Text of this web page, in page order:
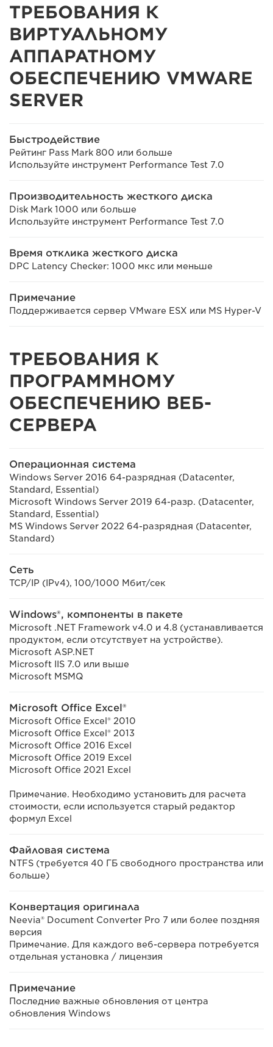
ТРЕБОВАНИЯ К
ВИРТУАЛЬНОМУ
АППАРАТНОМУ
ОБЕСПЕЧЕНИЮ VMWARE
SERVER
Быстродействие
Рейтинг Pass Mark 800 или больше
Используйте инструмент Performance Test 7.0
Производительность жесткого диска
Disk Mark 1000 или больше
Используйте инструмент Performance Test 7.0
Время отклика жесткого диска
DPC Latency Checker: 1000 мкс или меньше
Примечание
Поддерживается сервер VMware ESX или MS Hyper-V
ТРЕБОВАНИЯ К
ПРОГРАММНОМУ
ОБЕСПЕЧЕНИЮ ВЕБ-
СЕРВЕРА
Операционная система
Windows Server 2016 64-разрядная (Datacenter,
Standard, Essential)
Microsoft Windows Server 2019 64-разр. (Datacenter,
Standard, Essential)
MS Windows Server 2022 64-разрядная (Datacenter,
Standard)
Сеть
TCP/IP (IPv4), 100/1000 Мбит/сек
Windows®, компоненты в пакете
Microsoft .NET Framework v4.0 и 4.8 (устанавливается
продуктом, если отсутствует на устройстве).
Microsoft ASP.NET
Microsoft IIS 7.0 или выше
Microsoft MSMQ
Microsoft Office Excel®
Microsoft Office Excel® 2010
Microsoft Office Excel® 2013
Microsoft Office 2016 Excel
Microsoft Office 2019 Excel
Microsoft Office 2021 Excel
Примечание. Необходимо установить для расчета
стоимости, если используется старый редактор
формул Excel
Файловая система
NTFS (требуется 40 ГБ свободного пространства или
больше)
Конвертация оригинала
Neevia® Document Converter Pro 7 или более поздняя
версия
Примечание. Для каждого веб-сервера потребуется
отдельная установка / лицензия
Примечание
Последние важные обновления от центра
обновления Windows